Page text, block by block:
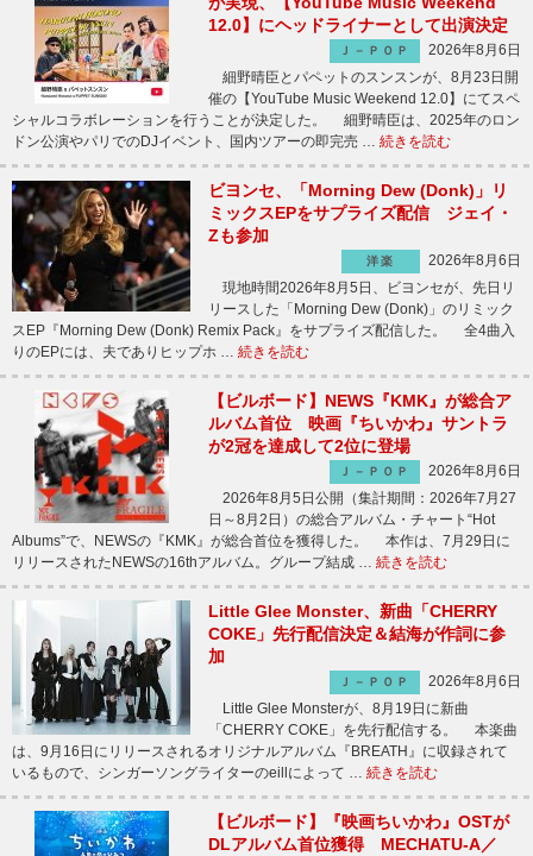
12.0】にヘッドライナーとして出演決定
Ｊ－ＰＯＰ
2026年8月6日
細野晴臣とパペットのスンスンが、8月23日開
催の【YouTube Music Weekend 12.0】にてスペ
シャルコラボレーションを行うことが決定した。 細野晴臣は、2025年のロン
ドン公演やパリでのDJイベント、国内ツアーの即完売 … 続きを読む
ビヨンセ、「Morning Dew (Donk)」リ
ミックスEPをサプライズ配信 ジェイ・
Zも参加
洋楽
2026年8月6日
現地時間2026年8月5日、ビヨンセが、先日リ
リースした「Morning Dew (Donk)」のリミック
スEP『Morning Dew (Donk) Remix Pack』をサプライズ配信した。 全4曲入
りのEPには、夫でありヒップホ … 続きを読む
【ビルボード】NEWS『KMK』が総合ア
ルバム首位 映画『ちいかわ』サントラ
が2冠を達成して2位に登場
Ｊ－ＰＯＰ
2026年8月6日
2026年8月5日公開（集計期間：2026年7月27
日～8月2日）の総合アルバム・チャート“Hot
Albums”で、NEWSの『KMK』が総合首位を獲得した。 本作は、7月29日に
リリースされたNEWSの16thアルバム。グループ結成 … 続きを読む
Little Glee Monster、新曲「CHERRY
COKE」先行配信決定＆結海が作詞に参
加
Ｊ－ＰＯＰ
2026年8月6日
Little Glee Monsterが、8月19日に新曲
「CHERRY COKE」を先行配信する。 本楽曲
は、9月16日にリリースされるオリジナルアルバム『BREATH』に収録されて
いるもので、シンガーソングライターのeillによって … 続きを読む
【ビルボード】『映画ちいかわ』OSTが
DLアルバム首位獲得 MECHATU-A／